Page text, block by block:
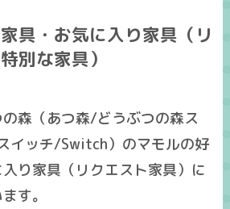
具・お気に入り家具（リ
別な家具）
森（あつ森/どうぶつの森ス
イッチ/Switch）のマモルの好
り家具（リクエスト家具）に
す。